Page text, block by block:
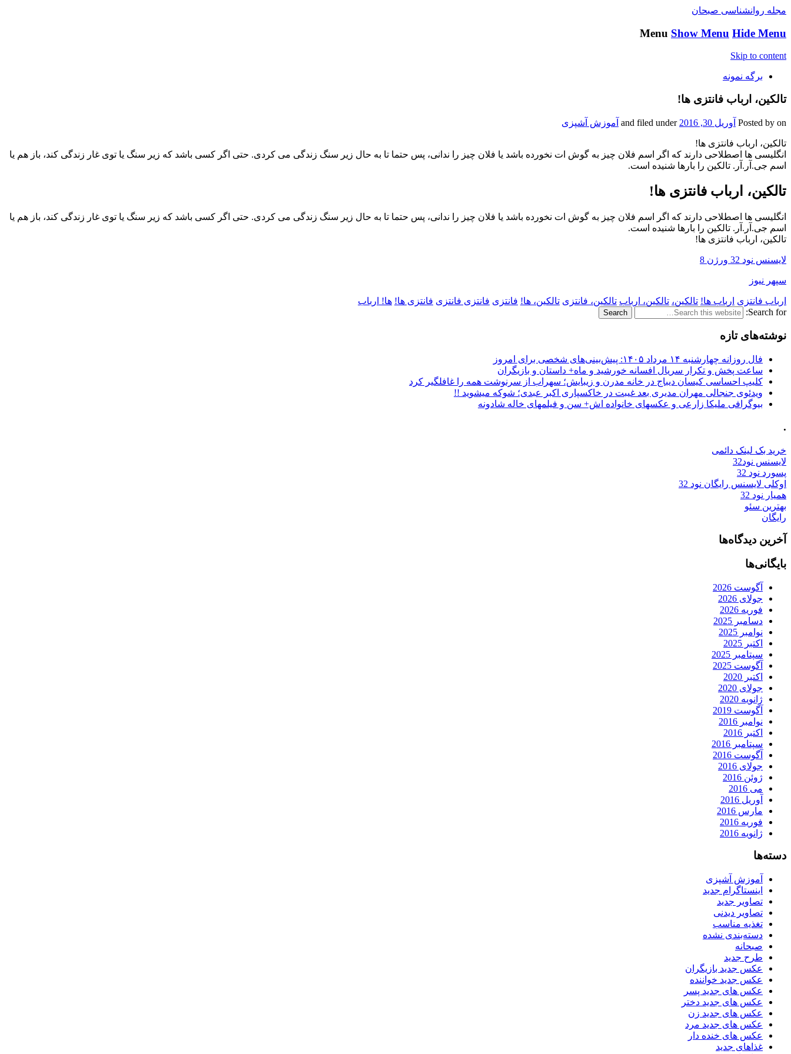
مجله روانشناسی صبحان
Menu Show Menu Hide Menu
Skip to content
برگه نمونه
تالکین، ارباب فانتزی ها!
Posted by on آوریل 30, 2016 and filed under آموزش آشپزی
تالکین، ارباب فانتزی ها!
انگلیسی ها اصطلاحی دارند که اگر اسم فلان چیز به گوش ات نخورده باشد یا فلان چیز را ندانی، پس حتما تا به حال زیر سنگ زندگی می کردی. حتی اگر کسی باشد که زیر سنگ یا توی غار زندگی کند، باز هم یا
اسم جی.آر.آر. تالکین را بارها شنیده است.
تالکین، ارباب فانتزی ها!
انگلیسی ها اصطلاحی دارند که اگر اسم فلان چیز به گوش ات نخورده باشد یا فلان چیز را ندانی، پس حتما تا به حال زیر سنگ زندگی می کردی. حتی اگر کسی باشد که زیر سنگ یا توی غار زندگی کند، باز هم یا
اسم جی.آر.آر. تالکین را بارها شنیده است.
تالکین، ارباب فانتزی ها!
لایسنس نود 32 ورژن 8
سپهر نیوز
ارباب فانتزی ارباب ها! تالکین، تالکین، ارباب تالکین، فانتزی تالکین، ها! فانتزی فانتزی فانتزی فانتزی ها! ها! ارباب
Search for:
نوشته‌های تازه
فال روزانه چهارشنبه ۱۴ مرداد ۱۴۰۵: پیش‌بینی‌های شخصی برای امروز
ساعت پخش و تکرار سریال افسانه خورشید و ماه+ داستان و بازیگران
کلیپ احساسی کیسان دیباج در خانه مدرن و زیبایش؛ سهراب از سرنوشت همه را غافلگیر کرد
ویدئوی جنجالی مهران مدیری بعد غیبت در خاکسپاری اکبر عبدی؛ شوکه میشوید !!
بیوگرافی ملیکا زارعی و عکسهای خانواده اش+ سن و فیلمهای خاله شادونه
.
خرید بک لینک دائمی
لایسنس نود32
پسورد نود 32
اوکلی لایسنس رایگان نود 32
همیار نود 32
بهترین سئو
رایگان
آخرین دیدگاه‌ها
بایگانی‌ها
آگوست 2026
جولای 2026
فوریه 2026
دسامبر 2025
نوامبر 2025
اکتبر 2025
سپتامبر 2025
آگوست 2025
اکتبر 2020
جولای 2020
ژانویه 2020
آگوست 2019
نوامبر 2016
اکتبر 2016
سپتامبر 2016
آگوست 2016
جولای 2016
ژوئن 2016
می 2016
آوریل 2016
مارس 2016
فوریه 2016
ژانویه 2016
دسته‌ها
آموزش آشپزی
اینستاگرام جدید
تصاویر جدید
تصاویر دیدنی
تغذیه مناسب
دسته‌بندی نشده
صبحانه
طرح جدید
عکس جدید بازیگران
عکس جدید خواننده
عکس های جدید پسر
عکس های جدید دختر
عکس های جدید زن
عکس های جدید مرد
عکس های خنده دار
غذاهای جدید